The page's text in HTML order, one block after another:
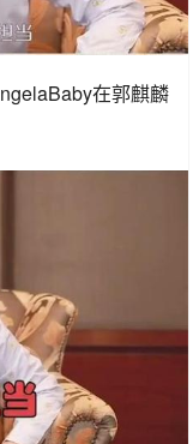
在郭麒麟